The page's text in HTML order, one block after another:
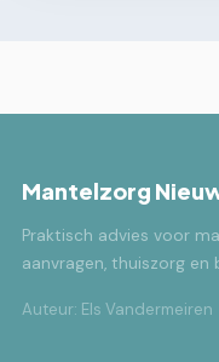
Mantelzorg
Praktisch advies voor
aanvragen, thuiszorg
Auteur: Els Vandermeiren